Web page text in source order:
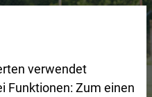
A)M)
8)
I) Z)
Suchseite mit Schnellsuche
verwendet
Funktionen: Zum einen